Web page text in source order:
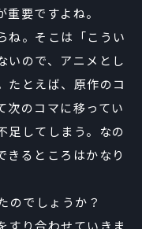
要ですよね。
ね。そこは「こうい
いので、アニメとし
たとえば、原作のコ
次のコマに移ってい
足してしまう。なの
きるところはかなり
のでしょうか？